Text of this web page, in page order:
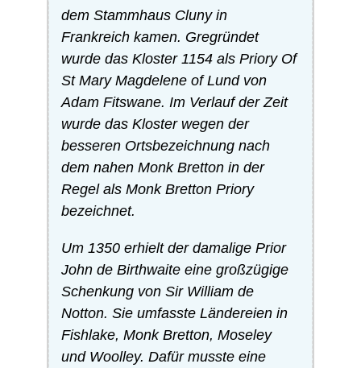
dem Stammhaus Cluny in
Frankreich kamen. Gregründet
wurde das Kloster 1154 als Priory Of
St Mary Magdelene of Lund von
Adam Fitswane. Im Verlauf der Zeit
wurde das Kloster wegen der
besseren Ortsbezeichnung nach
dem nahen Monk Bretton in der
Regel als Monk Bretton Priory
bezeichnet.
Um 1350 erhielt der damalige Prior
John de Birthwaite eine großzügige
Schenkung von Sir William de
Notton. Sie umfasste Ländereien in
Fishlake, Monk Bretton, Moseley
und Woolley. Dafür musste eine